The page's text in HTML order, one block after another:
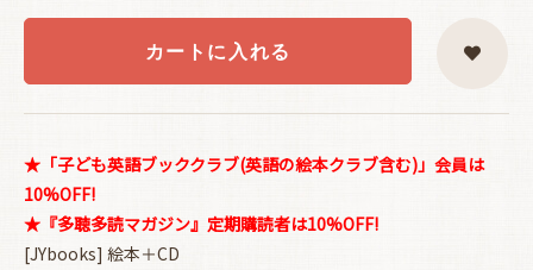
カートに入れる
★「子ども英語ブッククラブ(英語の絵本クラブ含む)」会員は
10%OFF!
★『多聴多読マガジン』定期購読者は10%OFF!
[JYbooks] 絵本＋CD